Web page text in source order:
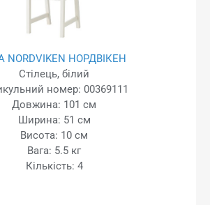
NORDVIKEN НОРДВІКЕН
Стілець, білий
номер: 00369111
Довжина: 101 см
Ширина: 51 см
Висота: 10 см
Вага: 5.5 кг
Кількість: 4